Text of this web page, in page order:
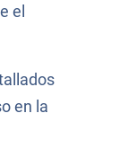
el
en la